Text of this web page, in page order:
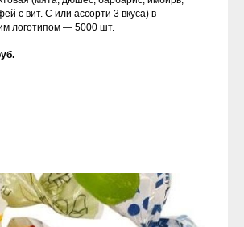
с вит. С или ассорти 3 вкуса) в
логотипом — 5000 шт.